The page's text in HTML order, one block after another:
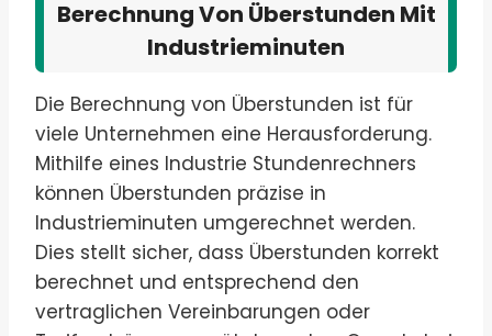
Berechnung Von Überstunden Mit
Industrieminuten
Die Berechnung von Überstunden ist für
viele Unternehmen eine Herausforderung.
Mithilfe eines Industrie Stundenrechners
können Überstunden präzise in
Industrieminuten umgerechnet werden.
Dies stellt sicher, dass Überstunden korrekt
berechnet und entsprechend den
vertraglichen Vereinbarungen oder